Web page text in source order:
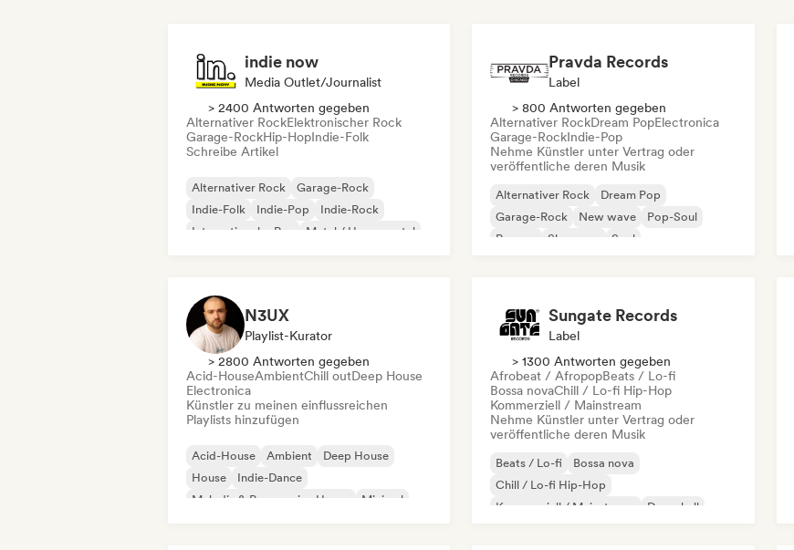
indie now
Media Outlet/Journalist
> 2400 Antworten gegeben
Alternativer RockElektronischer Rock
Garage-RockHip-HopIndie-Folk
Schreibe Artikel
Alternativer Rock
Garage-Rock
Indie-Folk
Indie-Pop
Indie-Rock
Internationaler Rap
Metal / Heavy metal
Pravda Records
Label
> 800 Antworten gegeben
Alternativer RockDream PopElectronica
Garage-RockIndie-Pop
Nehme Künstler unter Vertrag oder
veröffentliche deren Musik
Alternativer Rock
Dream Pop
Garage-Rock
New wave
Pop-Soul
Reggae
Shoegaze Soul
N3UX
Playlist-Kurator
> 2800 Antworten gegeben
Acid-HouseAmbientChill outDeep House
Electronica
Künstler zu meinen einflussreichen
Playlists hinzufügen
Acid-House Ambient
Deep House
House
Indie-Dance
Melodic & Progressive House
Minimal
Sungate Records
Label
> 1300 Antworten gegeben
Afrobeat / AfropopBeats / Lo-fi
Bossa novaChill / Lo-fi Hip-Hop
Kommerziell / Mainstream
Nehme Künstler unter Vertrag oder
veröffentliche deren Musik
Beats / Lo-fi
Bossa nova
Chill / Lo-fi Hip-Hop
Kommerziell / Mainstream
Dancehall